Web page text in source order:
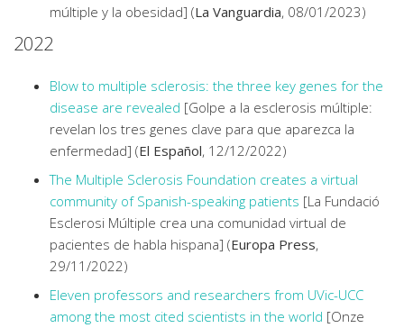
múltiple y la obesidad] (La Vanguardia, 08/01/2023)
2022
Blow to multiple sclerosis: the three key genes for the
disease are revealed [Golpe a la esclerosis múltiple:
revelan los tres genes clave para que aparezca la
enfermedad] (El Español, 12/12/2022)
The Multiple Sclerosis Foundation creates a virtual
community of Spanish-speaking patients [La Fundació
Esclerosi Múltiple crea una comunidad virtual de
pacientes de habla hispana] (Europa Press,
29/11/2022)
Eleven professors and researchers from UVic-UCC
among the most cited scientists in the world [Onze